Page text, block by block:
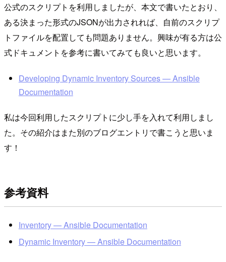
公式のスクリプトを利用しましたが、本文で書いたとおり、
ある決まった形式のJSONが出力されれば、自前のスクリプ
トファイルを配置しても問題ありません。興味が有る方は公
式ドキュメントを参考に書いてみても良いと思います。
Developing Dynamic Inventory Sources — Ansible
Documentation
私は今回利用したスクリプトに少し手を入れて利用しまし
た。その紹介はまた別のブログエントリで書こうと思いま
す！
参考資料
Inventory — Ansible Documentation
Dynamic Inventory — Ansible Documentation